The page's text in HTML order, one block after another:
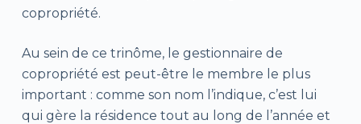
copropriété.
Au sein de ce trinôme, le gestionnaire de
copropriété est peut-être le membre le plus
important : comme son nom l’indique, c’est lui
qui gère la résidence tout au long de l’année et